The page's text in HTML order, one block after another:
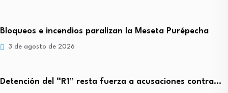
Bloqueos e incendios paralizan la Meseta Purépecha
3 de agosto de 2026
Detención del “R1” resta fuerza a acusaciones contra…